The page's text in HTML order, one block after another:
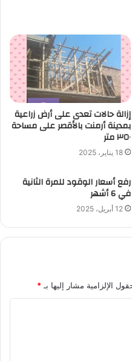
إزالة حالات تعدى على أرض زراعية
بمدينة أرمنت بالأقصر على مساحة
٣٥٠ متر
18 يناير، 2025
رفع أسعار الوقود للمرة الثانية
في 6 أشهر
12 أبريل، 2025
الإلزامية مشار إليها بـ *